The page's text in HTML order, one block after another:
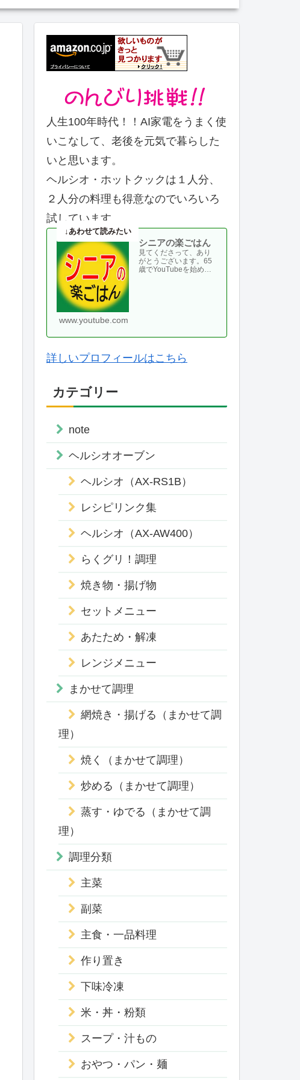
人生100年時代！！AI家電をうまく使
いこなして、老後を元気で暮らした
いと思います。
ヘルシオ・ホットクックは１人分、
２人分の料理も得意なのでいろいろ
試しています。
シニアの楽ごはん
見てくださって、あり
がとうございます。65
歳でYouTubeを始め
www.youtube.com
詳しいプロフィールはこちら
カテゴリー
note
ヘルシオオーブン
ヘルシオ（AX-RS1B）
レシピリンク集
ヘルシオ（AX-AW400）
らくグリ！調理
焼き物・揚げ物
セットメニュー
あたため・解凍
レンジメニュー
まかせて調理
網焼き・揚げる（まかせて調
理）
焼く（まかせて調理）
炒める（まかせて調理）
蒸す・ゆでる（まかせて調
理）
調理分類
主菜
副菜
主食・一品料理
作り置き
下味冷凍
米・丼・粉類
スープ・汁もの
おやつ・パン・麺